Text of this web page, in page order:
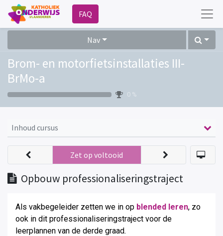
FAQ
Nav
Brom- en motorfietsinstallaties III-
BrMo-a
0 %
Inhoud cursus
Opbouw professionaliseringstraject
Zet op voltooid
Als vakbegeleider zetten we in op blended leren, zo
ook in dit professionaliseringstraject voor de
leerplannen van de derde graad.